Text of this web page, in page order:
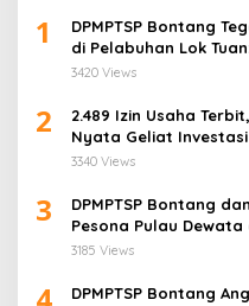
1
DPMPTSP Bontang
di Pelabuhan Lok
Dikuasai!”
3420 Views
2
2.489 Izin Usaha
Nyata Geliat
3340 Views
3
DPMPTSP Bontang
Pesona Pulau Dewata
3185 Views
DPMPTSP Bontang